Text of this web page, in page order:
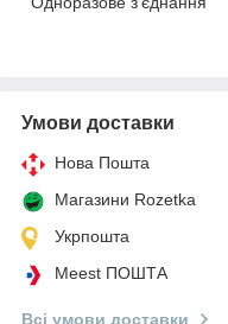
Умови доставки
Нова Пошта
Магазини Rozetka
Укрпошта
Meest ПОШТА
Всі умови доставки